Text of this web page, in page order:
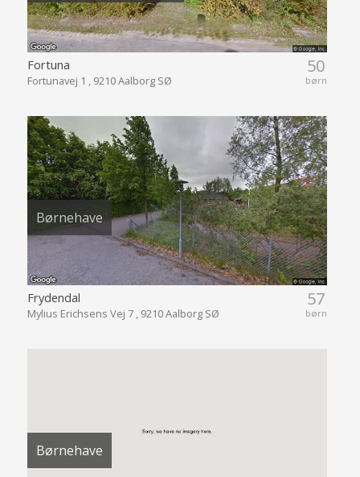
50
børn
Fortuna
Fortunavej 1 , 9210 Aalborg SØ
Børnehave
57
børn
Frydendal
Mylius Erichsens Vej 7 , 9210 Aalborg SØ
Børnehave